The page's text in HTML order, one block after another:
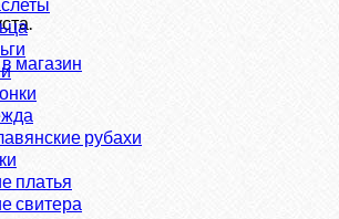
магазин
рубахи
платья
свитера